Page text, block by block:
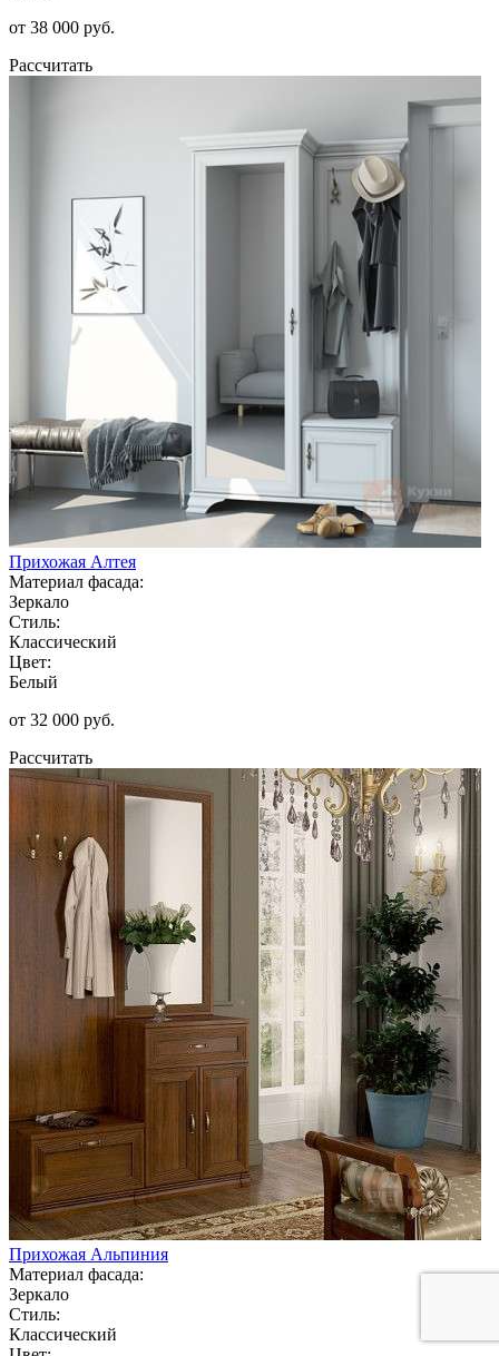
от 38 000 руб.
Рассчитать
Прихожая Алтея
Материал фасада:
Зеркало
Стиль:
Классический
Цвет:
Белый
от 32 000 руб.
Рассчитать
Прихожая Альпиния
Материал фасада:
Зеркало
Стиль:
Классический